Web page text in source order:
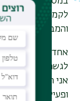
לקמפוס בר-אילן
והמבקרים בקמפוס 250 בדיקות חינם.
אחד מחברי
לגשת לבדיקה, כי
אני רואה שעל
ופעילות גופנית,